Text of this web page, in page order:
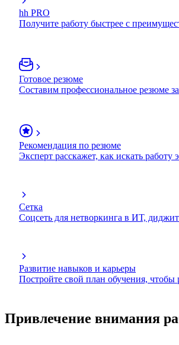
hh PRO
Получите работу быстрее с
Готовое резюме
Составим профессиональное резюме
Рекомендация по резюме
Эксперт расскажет, как искать работу
Сетка
Соцсеть для нетворкинга в ИТ,
Развитие навыков и карьеры
Постройте свой план обучения, чтобы
Привлечение внимания